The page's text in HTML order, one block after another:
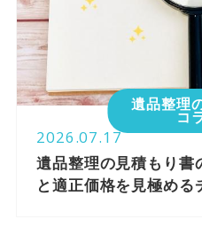
遺品整理
コ
2026.07.17
遺品整理の見積もり書
と適正価格を見極める